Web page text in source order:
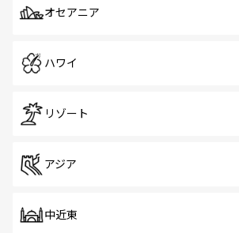
オセアニア
ハワイ
リゾート
アジア
中近東